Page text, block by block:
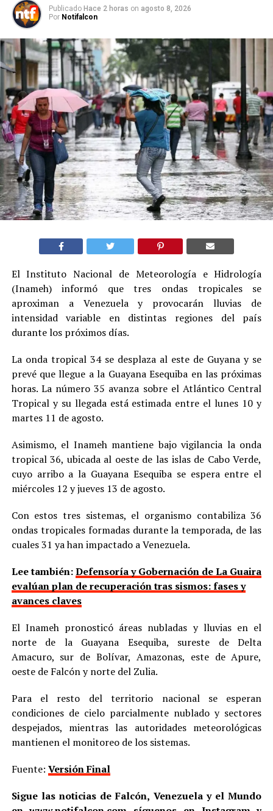
Publicado Hace 2 horas on agosto 8, 2026
Por Notifalcon
El Instituto Nacional de Meteorología e Hidrología
(Inameh) informó que tres ondas tropicales se
aproximan a Venezuela y provocarán lluvias de
intensidad variable en distintas regiones del país
durante los próximos días.
La onda tropical 34 se desplaza al este de Guyana y se
prevé que llegue a la Guayana Esequiba en las próximas
horas. La número 35 avanza sobre el Atlántico Central
Tropical y su llegada está estimada entre el lunes 10 y
martes 11 de agosto.
Asimismo, el Inameh mantiene bajo vigilancia la onda
tropical 36, ubicada al oeste de las islas de Cabo Verde,
cuyo arribo a la Guayana Esequiba se espera entre el
miércoles 12 y jueves 13 de agosto.
Con estos tres sistemas, el organismo contabiliza 36
ondas tropicales formadas durante la temporada, de las
cuales 31 ya han impactado a Venezuela.
Lee también:Defensoría y Gobernación de La Guaira
evalúan plan de recuperación tras sismos: fases y
avances claves
El Inameh pronosticó áreas nubladas y lluvias en el
norte de la Guayana Esequiba, sureste de Delta
Amacuro, sur de Bolívar, Amazonas, este de Apure,
oeste de Falcón y norte del Zulia.
Para el resto del territorio nacional se esperan
condiciones de cielo parcialmente nublado y sectores
despejados, mientras las autoridades meteorológicas
mantienen el monitoreo de los sistemas.
Fuente: Versión Final
Sigue las noticias de Falcón, Venezuela y el Mundo